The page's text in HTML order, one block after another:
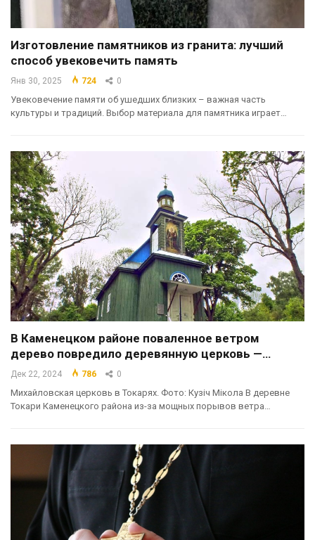
Изготовление памятников из гранита: лучший
способ увековечить память
Янв 30, 2025 724 0
Увековечение памяти об ушедших близких – важная часть
культуры и традиций. Выбор материала для памятника играет…
В Каменецком районе поваленное ветром
дерево повредило деревянную церковь —…
Дек 22, 2024 786 0
Михайловская церковь в Токарях. Фото: Кузіч Мікола В деревне
Токари Каменецкого района из-за мощных порывов ветра…